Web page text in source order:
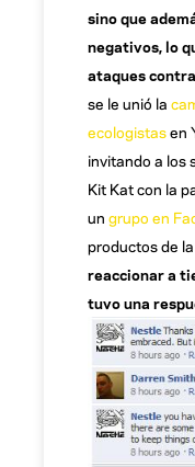
sino que
negativos, lo
ataques
se le unió la
ecologistasen
invitando a los
Kit Kat con la
un grupo en
productos de
reaccionar a
tuvo una